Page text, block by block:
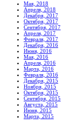
Мая, 2018
Апреля, 2018
Декабря, 2017
Октября, 2017
Сентября, 2017
Апреля, 2017
Февраля, 2017
Декабря, 2016
Июня, 2016
Мая, 2016
Апреля, 2016
Марта, 2016
Февраля, 2016
Декабря, 2015
Ноября, 2015
Октября, 2015
Сентября, 2015
Августа, 2015
Июня, 2015
Марта, 2015